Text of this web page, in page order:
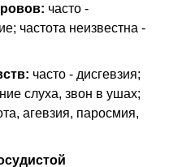
часто -
частота неизвестна -
часто - дисгевзия;
слуха, звон в ушах;
агевзия, паросмия,